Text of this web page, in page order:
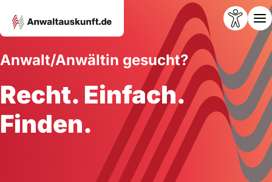
Anwalt/Anwältin gesucht?
Recht. Einfach.
Finden.